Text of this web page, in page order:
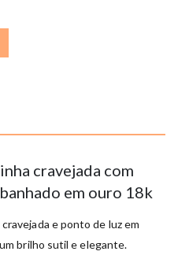
cravejada com
em ouro 18k
e ponto de luz em
brilho sutil e elegante.